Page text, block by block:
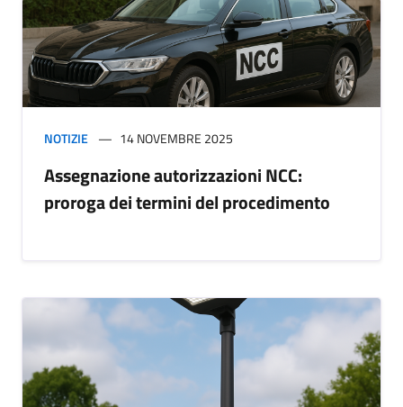
NOTIZIE 14 NOVEMBRE 2025
Assegnazione autorizzazioni NCC:
proroga dei termini del procedimento